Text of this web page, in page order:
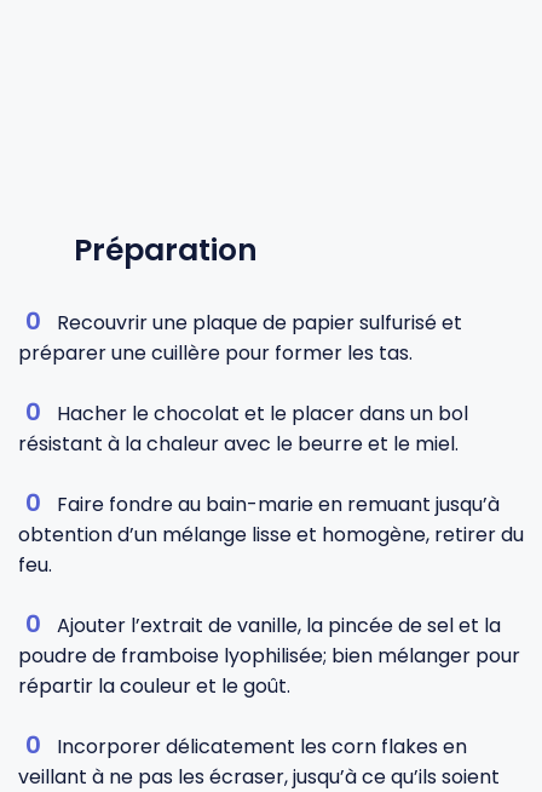
Préparation
Recouvrir une plaque de papier sulfurisé et
préparer une cuillère pour former les tas.
Hacher le chocolat et le placer dans un bol
résistant à la chaleur avec le beurre et le miel.
Faire fondre au bain-marie en remuant jusqu’à
obtention d’un mélange lisse et homogène, retirer du
feu.
Ajouter l’extrait de vanille, la pincée de sel et la
poudre de framboise lyophilisée; bien mélanger pour
répartir la couleur et le goût.
Incorporer délicatement les corn flakes en
veillant à ne pas les écraser, jusqu’à ce qu’ils soient